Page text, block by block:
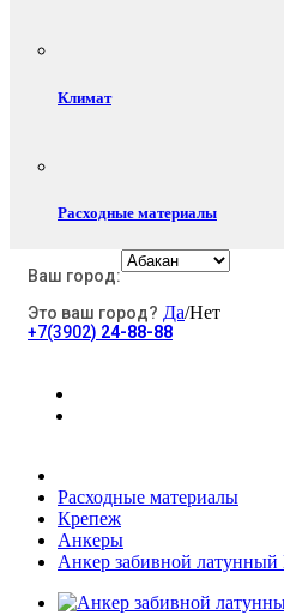
Климат
Расходные материалы
Электротовары
Хозяйственные товары
Ваш город:
Это ваш город? Да/Нет
+7(3902) 24-88-88
Расходные материалы
Крепеж
Анкеры
Анкер забивной